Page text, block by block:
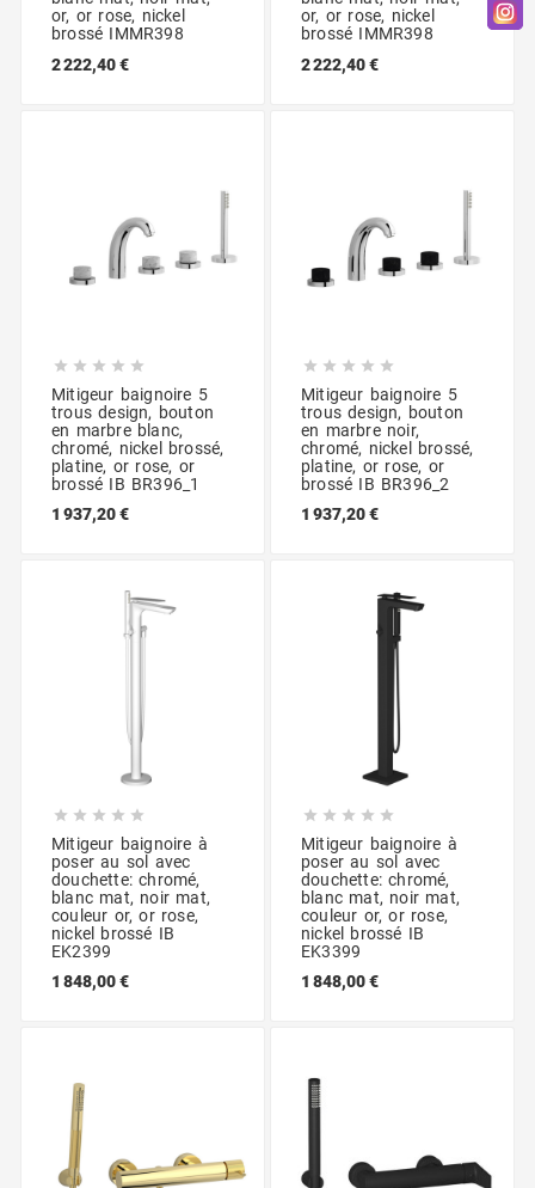
or, or rose, nickel
brossé IMMR398
2 222,40 €
or, or rose, nickel
brossé IMMR398
2 222,40 €
    
Mitigeur baignoire 5
trous design, bouton
en marbre blanc,
chromé, nickel brossé,
platine, or rose, or
brossé IB BR396_1
1 937,20 €
    
Mitigeur baignoire 5
trous design, bouton
en marbre noir,
chromé, nickel brossé,
platine, or rose, or
brossé IB BR396_2
1 937,20 €
    
Mitigeur baignoire à
poser au sol avec
douchette: chromé,
blanc mat, noir mat,
couleur or, or rose,
nickel brossé IB
EK2399
1 848,00 €
    
Mitigeur baignoire à
poser au sol avec
douchette: chromé,
blanc mat, noir mat,
couleur or, or rose,
nickel brossé IB
EK3399
1 848,00 €